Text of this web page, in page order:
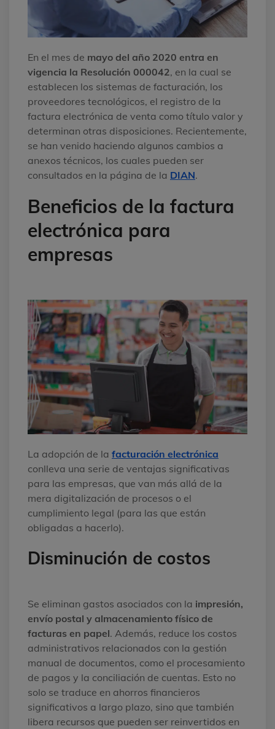
En el mes de mayo del año 2020 entra en
vigencia la Resolución 000042, en la cual se
establecen los sistemas de facturación, los
proveedores tecnológicos, el registro de la
factura electrónica de venta como título valor y
determinan otras disposiciones. Recientemente,
se han venido haciendo algunos cambios a
anexos técnicos, los cuales pueden ser
consultados en la página de la DIAN.
Beneficios de la factura
electrónica para
empresas
La adopción de la facturación electrónica
conlleva una serie de ventajas significativas
para las empresas, que van más allá de la
mera digitalización de procesos o el
cumplimiento legal (para las que están
obligadas a hacerlo).
Disminución de costos
Se eliminan gastos asociados con la impresión,
envío postal y almacenamiento físico de
facturas en papel. Además, reduce los costos
administrativos relacionados con la gestión
manual de documentos, como el procesamiento
de pagos y la conciliación de cuentas. Esto no
solo se traduce en ahorros financieros
significativos a largo plazo, sino que también
libera recursos que pueden ser reinvertidos en